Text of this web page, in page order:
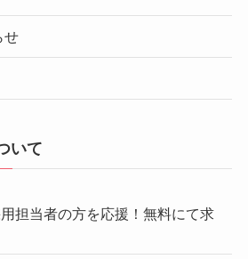
せ
いて
担当者の方を応援！無料にて求